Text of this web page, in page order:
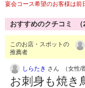
宴会コース希望のお客様は前
おすすめのクチコミ （
このお店・スポットの
推薦者
しらたき さん （女性/
お刺身も焼き